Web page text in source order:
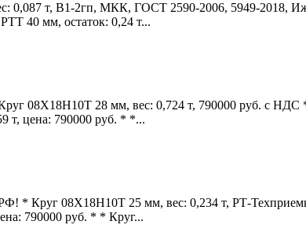
0,087 т, В1-2гп, МКК, ГОСТ 2590-2006, 5949-2018,
40 мм, остаток: 0,24 т...
08Х18Н10Т 28 мм, вес: 0,724 т, 790000 руб. с НДС
т, цена: 790000 руб. * *...
* Круг 08Х18Н10Т 25 мм, вес: 0,234 т, РТ-
790000 руб. * * Круг...